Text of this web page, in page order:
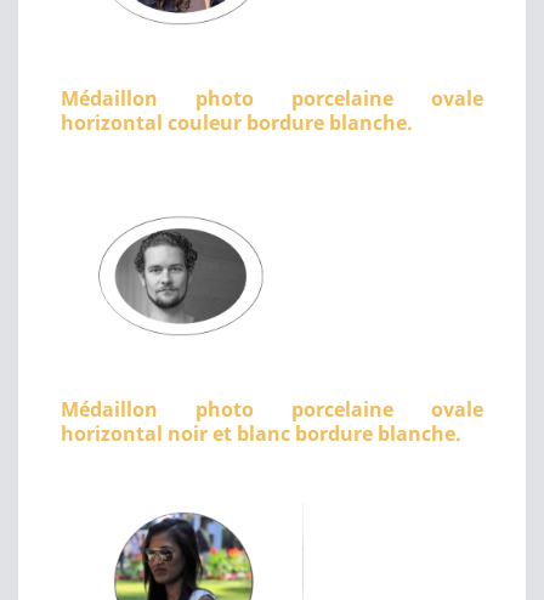
Médaillon photo porcelaine ovale
horizontal couleur bordure blanche.
Médaillon photo porcelaine ovale
horizontal noir et blanc bordure blanche.